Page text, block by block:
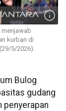
menjawab
kurban di
5/2026).
Bulog
gudang
penyerapan